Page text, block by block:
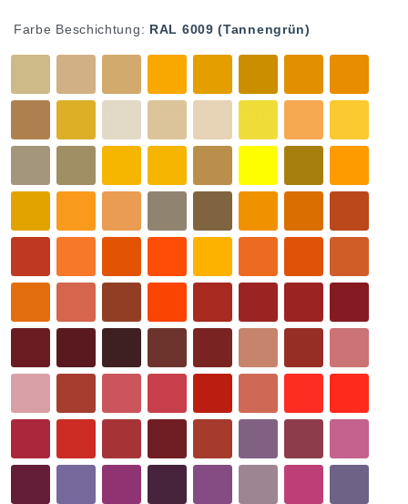
Farbe Beschichtung: RAL 6009 (Tannengrün)